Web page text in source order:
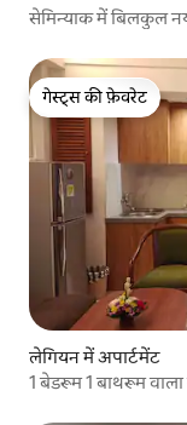
सेमिन्याक में बिलकुल
गेस्ट्स की फ़ेवरेट
गेस्ट्स की फ़ेवरेट
लेगियन में अपार्टमेंट
1 बेडरूम 1 बाथरूम वाला